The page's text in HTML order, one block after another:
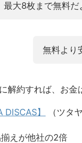
最大8枚まで無料だ
無料より
解約すれば、お金
DISCAS】 （ツタ
えが他社の2倍